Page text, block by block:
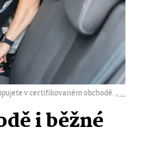
v certifikovaném obchodě. ,...
i běžné